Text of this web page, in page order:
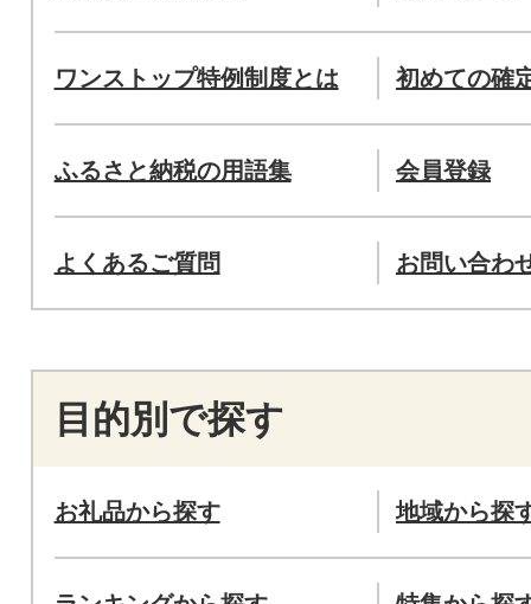
ワンストップ特例制度とは 初めての確
ふるさと納税の用語集 会員登録
よくあるご質問 お問い合わ
目的別で探す
お礼品から探す 地域から探